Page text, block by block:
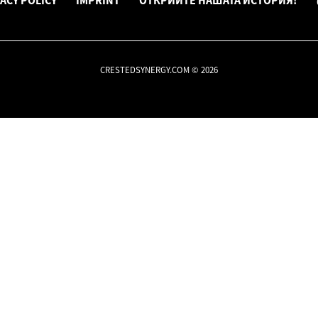
CRESTEDSYNERGY.COM © 2026